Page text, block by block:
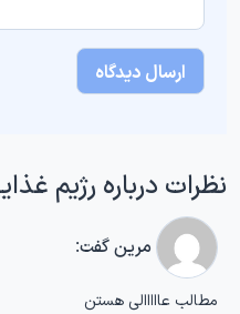
نظرات درباره رژیم
مرینگفت:
مطالب عااااالی هستن